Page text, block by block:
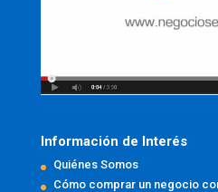
Información de Interés
Quiénes Somos
Cómo comprar un negocio